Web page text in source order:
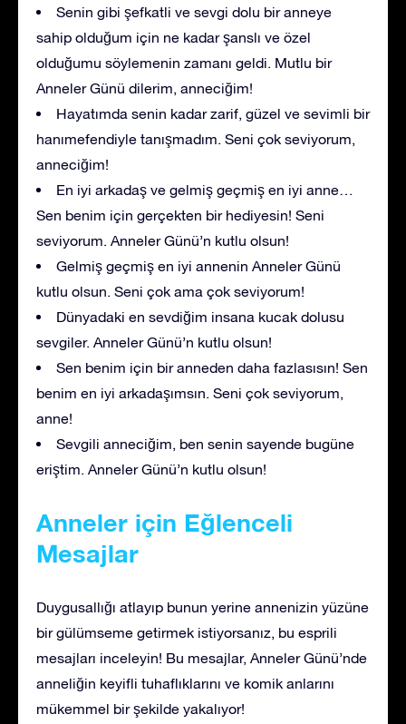
Senin gibi şefkatli ve sevgi dolu bir anneye
sahip olduğum için ne kadar şanslı ve özel
olduğumu söylemenin zamanı geldi. Mutlu bir
Anneler Günü dilerim, anneciğim!
Hayatımda senin kadar zarif, güzel ve sevimli bir
hanımefendiyle tanışmadım. Seni çok seviyorum,
anneciğim!
En iyi arkadaş ve gelmiş geçmiş en iyi anne…
Sen benim için gerçekten bir hediyesin! Seni
seviyorum. Anneler Günü’n kutlu olsun!
Gelmiş geçmiş en iyi annenin Anneler Günü
kutlu olsun. Seni çok ama çok seviyorum!
Dünyadaki en sevdiğim insana kucak dolusu
sevgiler. Anneler Günü’n kutlu olsun!
Sen benim için bir anneden daha fazlasısın! Sen
benim en iyi arkadaşımsın. Seni çok seviyorum,
anne!
Sevgili anneciğim, ben senin sayende bugüne
eriştim. Anneler Günü’n kutlu olsun!
Anneler için Eğlenceli
Mesajlar
Duygusallığı atlayıp bunun yerine annenizin yüzüne
bir gülümseme getirmek istiyorsanız, bu esprili
mesajları inceleyin! Bu mesajlar, Anneler Günü’nde
anneliğin keyifli tuhaflıklarını ve komik anlarını
mükemmel bir şekilde yakalıyor!